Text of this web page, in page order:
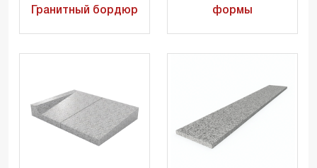
Гранитный бордюр
формы